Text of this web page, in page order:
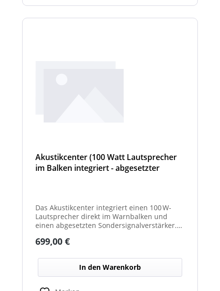
widerstandsfähig gegen Druckbelastung,
Akustikcenter (100 Watt Lautsprecher
im Balken integriert - abgesetzter
Das Akustikcenter integriert einen 100 W-
Lautsprecher direkt im Warnbalken und
einen abgesetzten Sondersignalverstärker.
DIN u. v. m. für effektive akustische
Regulärer Preis:
699,00 €
In den Warenkorb